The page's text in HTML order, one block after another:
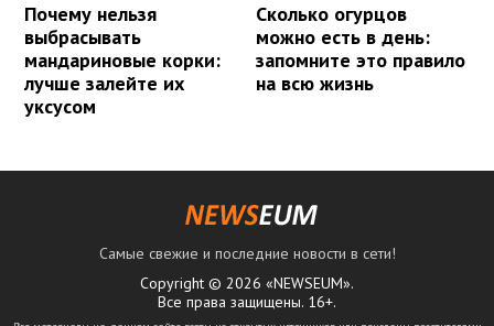
Почему нельзя
выбрасывать
мандариновые корки:
лучше залейте их
уксусом
Сколько огурцов
можно есть в день:
запомните это правило
на всю жизнь
Самые свежие и последние новости в сети!
Copyright © 2026 «NEWSEUM».
Все права защищены. 16+.